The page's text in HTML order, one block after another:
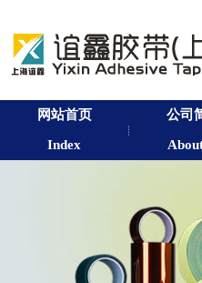
网站首页
Index
公司